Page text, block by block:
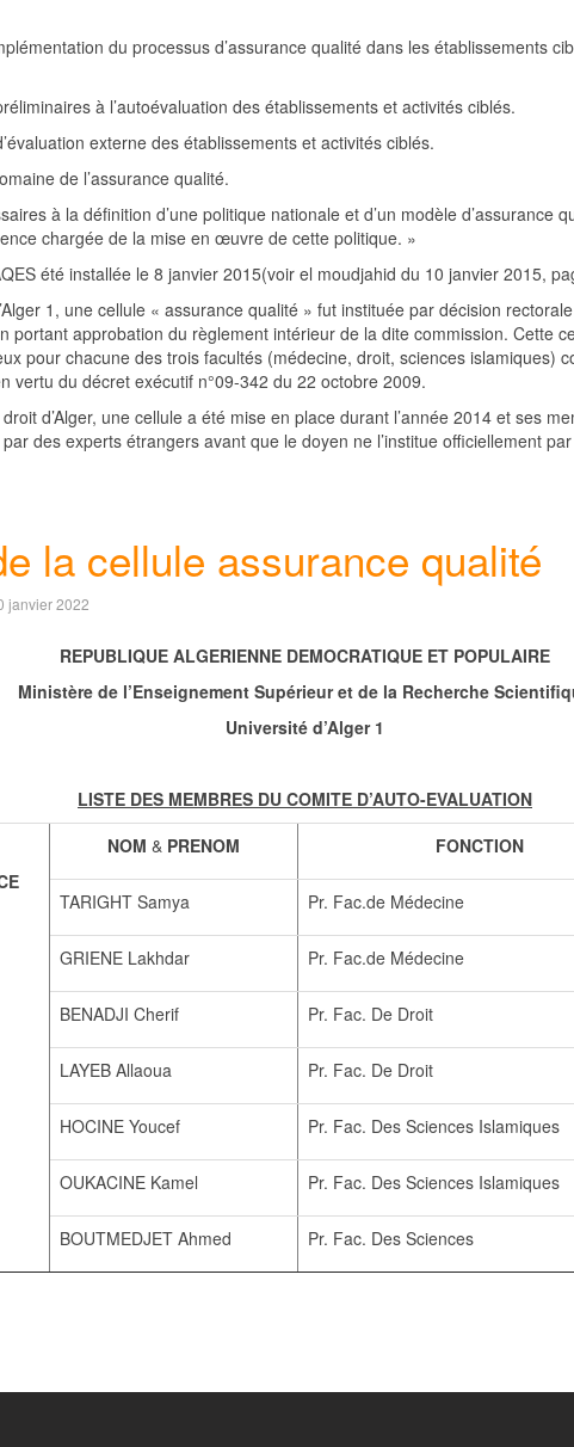
du processus d’assurance qualité dans les établissements
à l’autoévaluation des établissements et activités ciblés.
externe des établissements et activités ciblés.
de l’assurance qualité.
à la définition d’une politique nationale et d’un modèle d’assurance
chargée de la mise en œuvre de cette politique. »
été installée le 8 janvier 2015(voir el moudjahid du 10 janvier 2015,
1, une cellule « assurance qualité » fut instituée par décision
portant approbation du règlement intérieur de la dite commission. Cette
pour chacune des trois facultés (médecine, droit, sciences islamiques)
vertu du décret exécutif n°09-342 du 22 octobre 2009.
d’Alger, une cellule a été mise en place durant l’année 2014 et ses
des experts étrangers avant que le doyen ne l’institue officiellement
la cellule assurance qualité
janvier 2022
REPUBLIQUE ALGERIENNE DEMOCRATIQUE ET POPULAIRE
Ministère de l’Enseignement Supérieur et de la Recherche
Université d’Alger 1
LISTE DES MEMBRES DU COMITE D’AUTO-EVALUATION
NOM & PRENOM FONCTION
TARIGHT Samya Pr. Fac.de Médecine
GRIENE Lakhdar Pr. Fac.de Médecine
BENADJI Cherif Pr. Fac. De Droit
LAYEB Allaoua Pr. Fac. De Droit
HOCINE Youcef Pr. Fac. Des Sciences Islamiques
OUKACINE Kamel Pr. Fac. Des Sciences Islamiques
BOUTMEDJET Ahmed Pr. Fac. Des Sciences